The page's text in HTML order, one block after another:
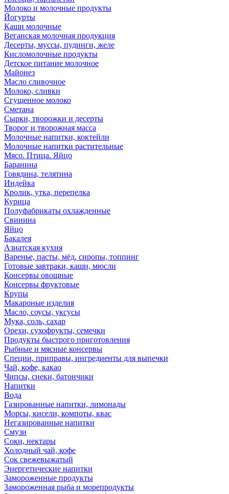
Молоко и молочные продукты
Йогурты
Каши молочные
Веганская молочная продукция
Десерты, муссы, пудинги, желе
Кисломолочные продукты
Детское питание молочное
Майонез
Масло сливочное
Молоко, сливки
Сгущенное молоко
Сметана
Сырки, творожки и десерты
Творог и творожная масса
Молочные напитки, коктейли
Молочные напитки растительные
Мясо. Птица. Яйцо
Баранина
Говядина, телятина
Индейка
Кролик, утка, перепелка
Курица
Полуфабрикаты охлажденные
Свинина
Яйцо
Бакалея
Азиатская кухня
Варенье, пасты, мёд, сиропы, топпинг
Готовые завтраки, каши, мюсли
Консервы овощные
Консервы фруктовые
Крупы
Макароные изделия
Масло, соусы, уксусы
Мука, соль, сахар
Орехи, сухофрукты, семечки
Продукты быстрого приготовления
Рыбные и мясные консервы
Специи, приправы, ингредиенты для выпечки
Чай, кофе, какао
Чипсы, снеки, батончики
Напитки
Вода
Газированные напитки, лимонады
Морсы, кисели, компоты, квас
Негазированные напитки
Смузи
Соки, нектары
Холодный чай, кофе
Сок свежевыжатый
Энергетические напитки
Замороженные продукты
Замороженная рыба и морепродукты